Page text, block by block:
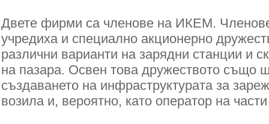
Двете фирми са членове на ИКЕМ.
учредиха и специално акционерно
различни варианти на зарядни станции и
на пазара. Освен това дружеството също
създаването на инфраструктурата за
возила и, вероятно, като оператор на